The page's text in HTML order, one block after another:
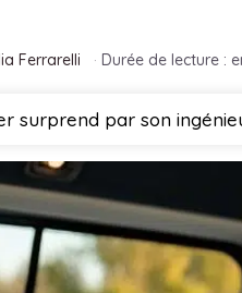
Ferrarelli · Durée de lecture :
surprend par son